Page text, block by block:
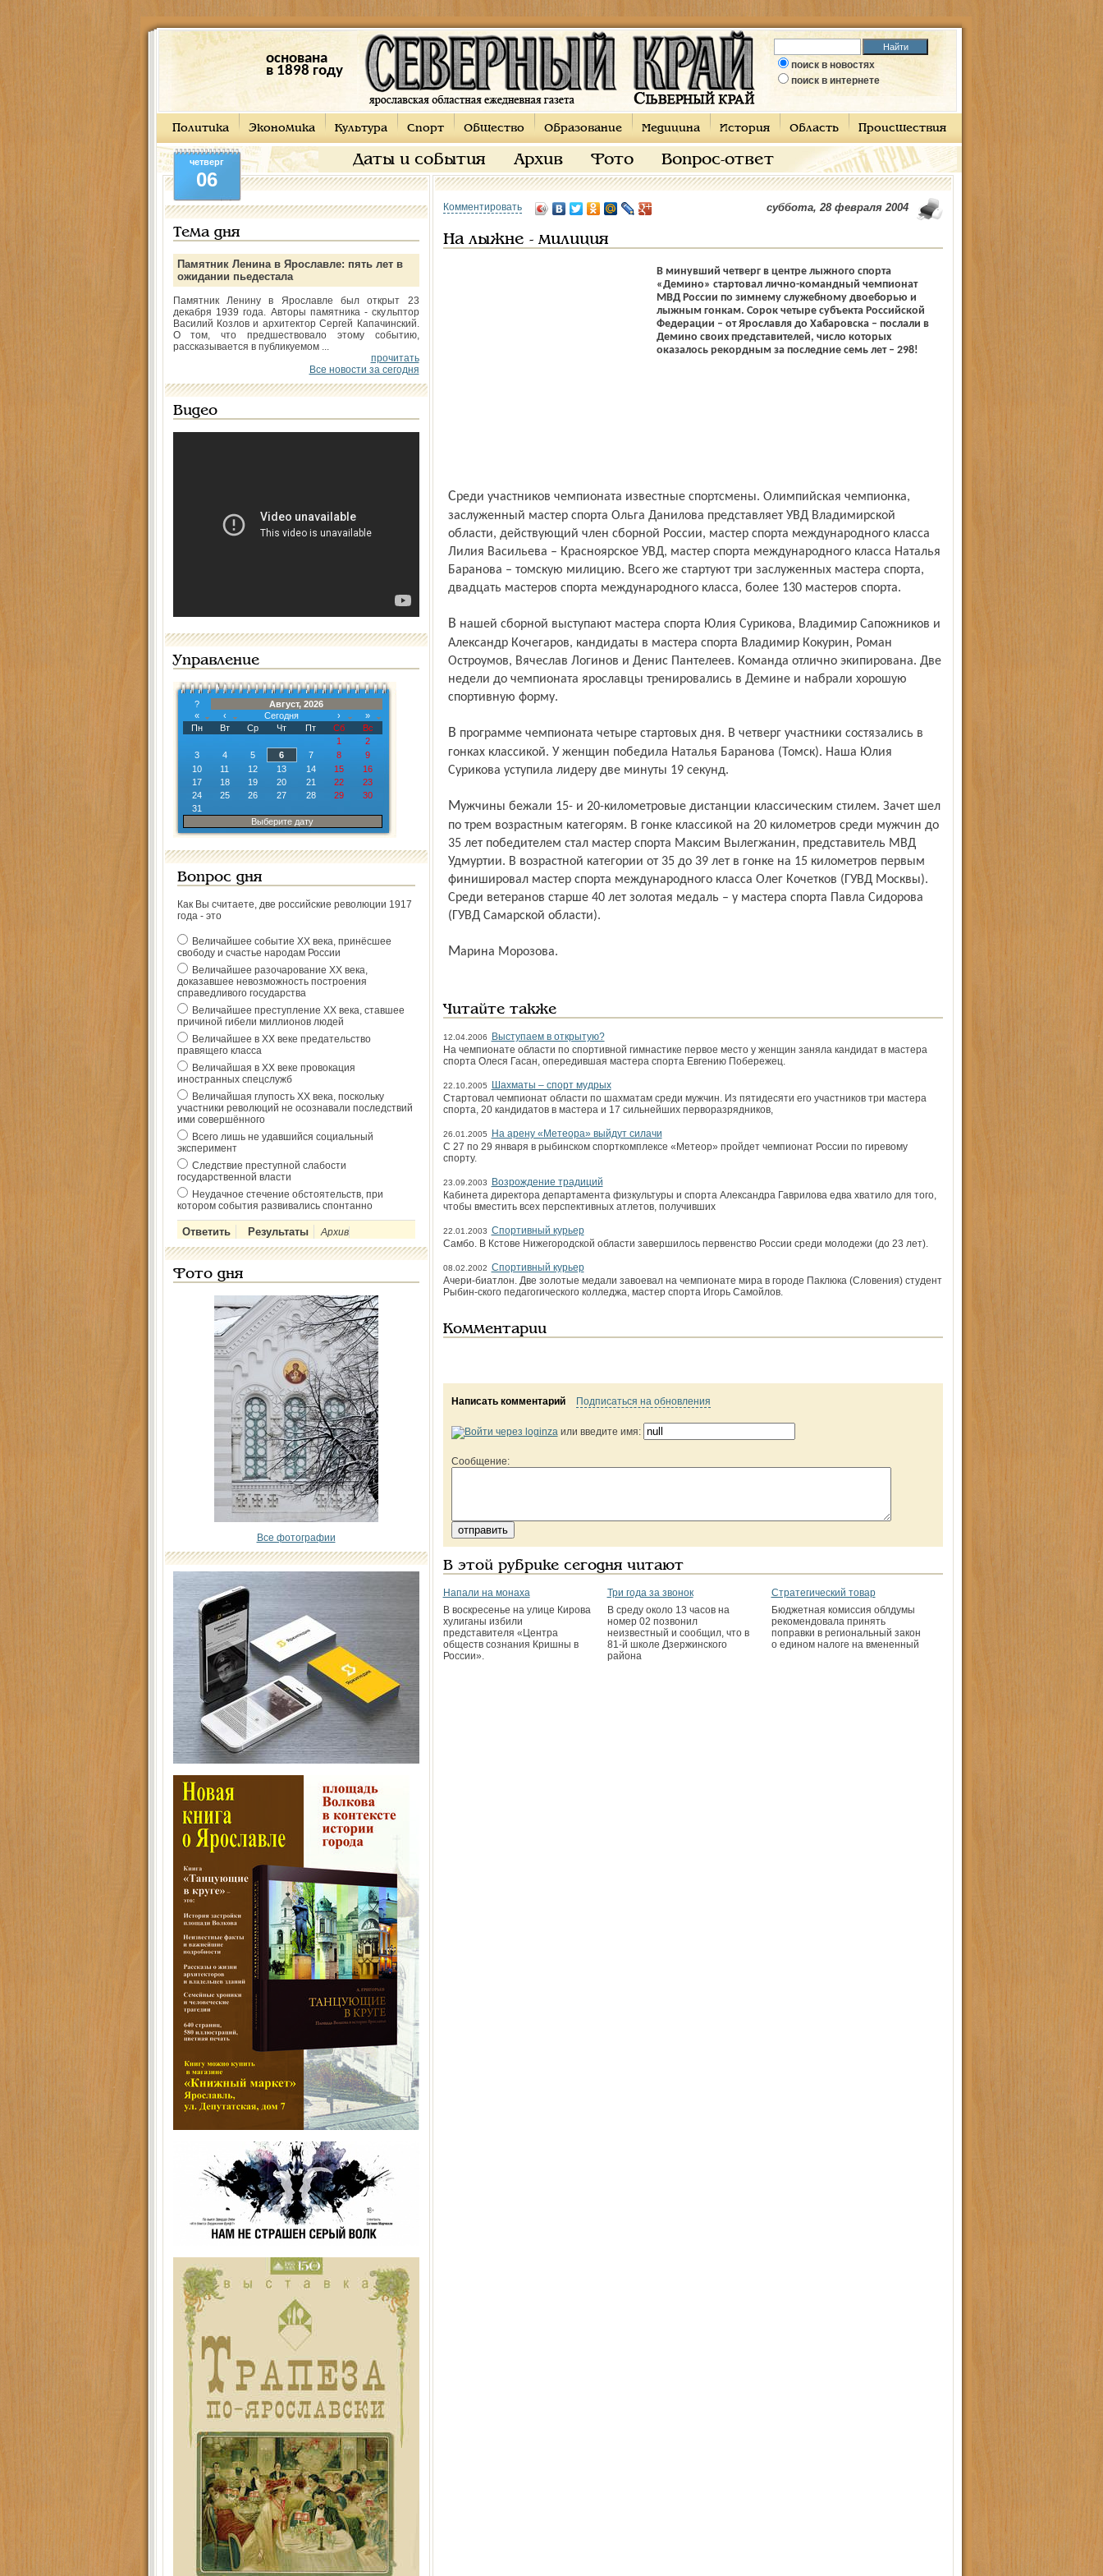
основана
в 1898 году
поиск в новостях
поиск в интернете
Политика Экономика Культура Спорт Общество Образование Медицина История Область Происшествия
Даты и события Архив Фото Вопрос-ответ
четверг
06
Тема дня
Памятник Ленина в Ярославле: пять лет в
ожидании пьедестала
Памятник Ленину в Ярославле был открыт 23
декабря 1939 года. Авторы памятника - скульптор
Василий Козлов и архитектор Сергей Капачинский.
О том, что предшествовало этому событию,
рассказывается в публикуемом ...
прочитать
Все новости за сегодня
Видео
Управление
?
Август, 2026
«
‹ Сегодня ›
»
Пн
Вт Ср Чт Пт Сб
Вс
1
2
3
4 5 6 7 8
9
10
11 12 13 14 15
16
17
18 19 20 21 22
23
24
25 26 27 28 29
30
31
Выберите дату
Вопрос дня
Как Вы считаете, две российские революции 1917
года - это
Величайшее событие ХХ века, принёсшее
свободу и счастье народам России
Величайшее разочарование ХХ века,
доказавшее невозможность построения
справедливого государства
Величайшее преступление ХХ века, ставшее
причиной гибели миллионов людей
Величайшее в ХХ веке предательство
правящего класса
Величайшая в ХХ веке провокация
иностранных спецслужб
Величайшая глупость ХХ века, поскольку
участники революций не осознавали последствий
ими совершённого
Всего лишь не удавшийся социальный
эксперимент
Следствие преступной слабости
государственной власти
Неудачное стечение обстоятельств, при
котором события развивались спонтанно
Архив
Фото дня
Все фотографии
Комментировать суббота, 28 февраля 2004
На лыжне - милиция
В минувший четверг в центре лыжного спорта
«Демино» стартовал лично-командный чемпионат
МВД России по зимнему служебному двоеборью и
лыжным гонкам. Сорок четыре субъекта Российской
Федерации – от Ярославля до Хабаровска – послали в
Демино своих представителей, число которых
оказалось рекордным за последние семь лет – 298!
Среди участников чемпионата известные спортсмены. Олимпийская чемпионка,
заслуженный мастер спорта Ольга Данилова представляет УВД Владимирской
области, действующий член сборной России, мастер спорта международного класса
Лилия Васильева – Красноярское УВД, мастер спорта международного класса Наталья
Баранова – томскую милицию. Всего же стартуют три заслуженных мастера спорта,
двадцать мастеров спорта международного класса, более 130 мастеров спорта.
В нашей сборной выступают мастера спорта Юлия Сурикова, Владимир Сапожников и
Александр Кочегаров, кандидаты в мастера спорта Владимир Кокурин, Роман
Остроумов, Вячеслав Логинов и Денис Пантелеев. Команда отлично экипирована. Две
недели до чемпионата ярославцы тренировались в Демине и набрали хорошую
спортивную форму.
В программе чемпионата четыре стартовых дня. В четверг участники состязались в
гонках классикой. У женщин победила Наталья Баранова (Томск). Наша Юлия
Сурикова уступила лидеру две минуты 19 секунд.
Мужчины бежали 15- и 20-километровые дистанции классическим стилем. Зачет шел
по трем возрастным категорям. В гонке классикой на 20 километров среди мужчин до
35 лет победителем стал мастер спорта Максим Вылегжанин, представитель МВД
Удмуртии. В возрастной категории от 35 до 39 лет в гонке на 15 километров первым
финишировал мастер спорта международного класса Олег Кочетков (ГУВД Москвы).
Среди ветеранов старше 40 лет золотая медаль – у мастера спорта Павла Сидорова
(ГУВД Самарской области).
Марина Морозова.
Читайте также
12.04.2006
Выступаем в открытую?
На чемпионате области по спортивной гимнастике первое место у женщин заняла кандидат в мастера
спорта Олеся Гасан, опередившая мастера спорта Евгению Побережец.
22.10.2005
Шахматы – спорт мудрых
Стартовал чемпионат области по шахматам среди мужчин. Из пятидесяти его участников три мастера
спорта, 20 кандидатов в мастера и 17 сильнейших перворазрядников,
26.01.2005
На арену «Метеора» выйдут силачи
С 27 по 29 января в рыбин­ском спорткомплексе «Метеор» пройдет чемпионат России по гиревому
спорту.
23.09.2003
Возрождение традиций
Кабинета директора департамента физкультуры и спорта Александра Гаврилова едва хватило для того,
чтобы вместить всех перспективных атлетов, получивших
22.01.2003 Спортивный курьер
Самбо. В Кстове Нижегородской области завершилось первенство России среди молодежи (до 23 лет).
08.02.2002 Спортивный курьер
Ачери-биатлон. Две золотые медали завоевал на чемпионате мира в городе Паклюка (Словения) студент
Рыбин-ского педагогического колледжа, мастер спорта Игорь Самойлов.
Комментарии
Написать комментарий Подписаться на обновления
или введите имя:
Сообщение:
В этой рубрике сегодня читают
Напали на монаха
В воскресенье на улице Кирова
хулиганы избили
представителя «Центра
обществ сознания Кришны в
России».
Три года за звонок
В среду около 13 часов на
номер 02 позвонил
неизвестный и сообщил, что в
81-й школе Дзержинского
района
Стратегический товар
Бюджетная комиссия облдумы
рекомендовала принять
поправки в региональный закон
о едином налоге на вмененный